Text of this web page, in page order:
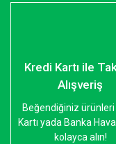
Kredi Kartı ile
Alışveriş
Beğendiğiniz ürünleri
Kartı yada Banka
kolayca alın!